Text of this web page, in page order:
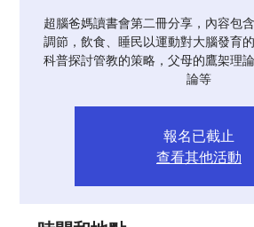
超腦爸媽讀書會第二冊分享，內容包
調節，飲食、睡民以運動對大腦發育
科普探討管教的策略，父母的鷹架理
論等
報名已截止
查看其他活動